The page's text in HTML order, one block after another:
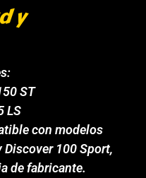
y
ST
LS
con modelos
Discover 100 Sport,
de fabricante.